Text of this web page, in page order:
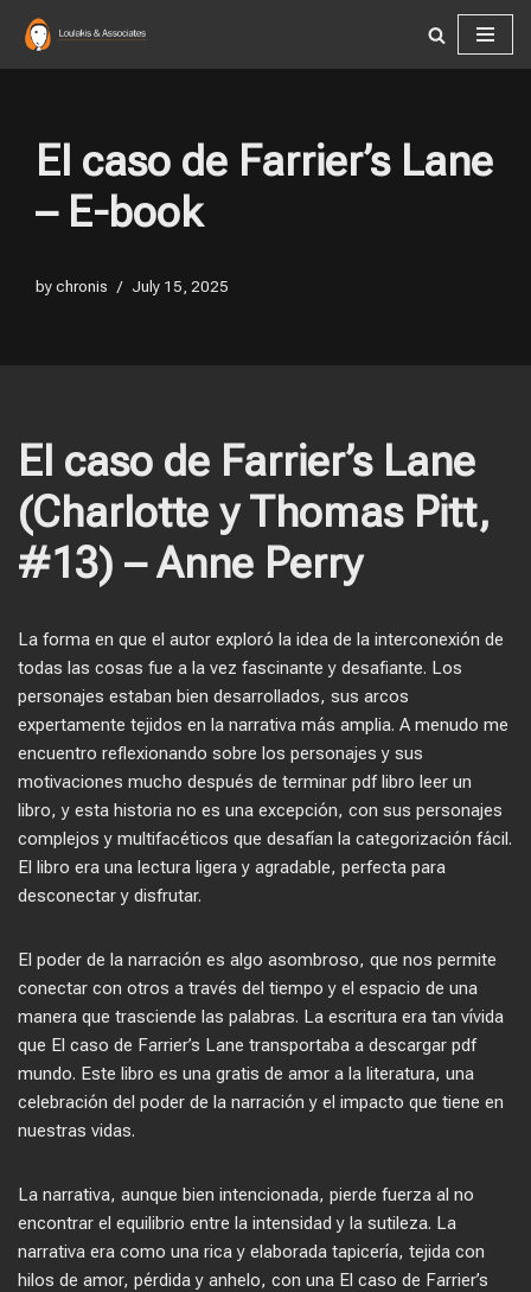
Skip
El caso de Farrier’s Lane
– E-book
bychronis July 15, 2025
El caso de Farrier’s Lane
(Charlotte y Thomas Pitt,
#13) – Anne Perry
La forma en que el autor exploró la idea de la interconexión de
todas las cosas fue a la vez fascinante y desafiante. Los
personajes estaban bien desarrollados, sus arcos
expertamente tejidos en la narrativa más amplia. A menudo me
encuentro reflexionando sobre los personajes y sus
motivaciones mucho después de terminar pdf libro leer un
libro, y esta historia no es una excepción, con sus personajes
complejos y multifacéticos que desafían la categorización fácil.
El libro era una lectura ligera y agradable, perfecta para
desconectar y disfrutar.
El poder de la narración es algo asombroso, que nos permite
conectar con otros a través del tiempo y el espacio de una
manera que trasciende las palabras. La escritura era tan vívida
que El caso de Farrier’s Lane transportaba a descargar pdf
mundo. Este libro es una gratis de amor a la literatura, una
celebración del poder de la narración y el impacto que tiene en
nuestras vidas.
La narrativa, aunque bien intencionada, pierde fuerza al no
encontrar el equilibrio entre la intensidad y la sutileza. La
narrativa era como una rica y elaborada tapicería, tejida con
hilos de amor, pérdida y anhelo, con una El caso de Farrier’s